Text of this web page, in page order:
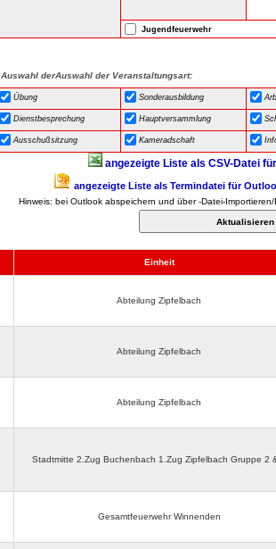
Jugendfeuerwehr
Auswahl derAuswahl der Veranstaltungsart:
Übung Sonderausbildung
Dienstbesprechung Hauptversammlung
Ausschußsitzung Kameradschaft
angezeigte Liste als CSV-Datei
angezeigte Liste als Termindatei für
Hinweis: bei Outlook abspeichern und über -Datei-
Einheit
Abteilung Zipfelbach
Abteilung Zipfelbach
Abteilung Zipfelbach
Stadtmitte 2.Zug Buchenbach 1.Zug Zipfelbach Gruppe 2
Gesamtfeuerwehr Winnenden